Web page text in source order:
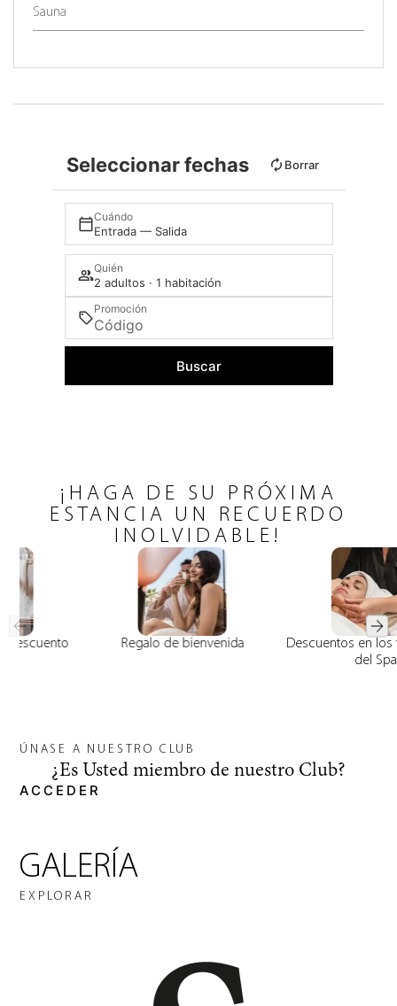
Sauna
Seleccionar fechas Borrar
Cuándo
Entrada — Salida
Quién
2 adultos · 1 habitación
Promoción
Buscar
¡HAGA DE SU PRÓXIMA
ESTANCIA UN RECUERDO
INOLVIDABLE!
Hasta un 15% de descuento Regalo de bienvenida
ÚNASE A NUESTRO CLUB
¿Es Usted miembro de nuestro Club?
ACCEDER
GALERÍA
EXPLORAR